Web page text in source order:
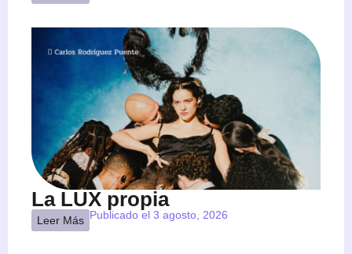
La LUX propia
Leer Más Publicado el 3 agosto, 2026